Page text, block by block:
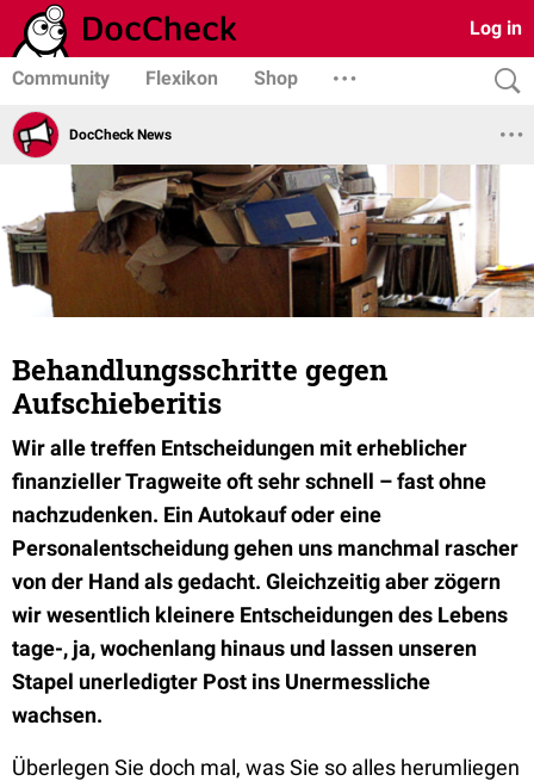
Log in
Community Flexikon Shop
DocCheck News
Behandlungsschritte gegen
Aufschieberitis
Wir alle treffen Entscheidungen mit erheblicher
finanzieller Tragweite oft sehr schnell – fast ohne
nachzudenken. Ein Autokauf oder eine
Personalentscheidung gehen uns manchmal rascher
von der Hand als gedacht. Gleichzeitig aber zögern
wir wesentlich kleinere Entscheidungen des Lebens
tage-, ja, wochenlang hinaus und lassen unseren
Stapel unerledigter Post ins Unermessliche
wachsen.
Überlegen Sie doch mal, was Sie so alles herumliegen